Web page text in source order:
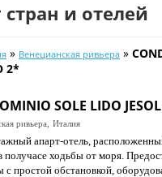
стран и отелей
» Венецианская ривьера »
2*
SOLE LIDO
ривьера, Италия
апарт-отель,
получасе ходьбы от моря.
с простой обстановкой,